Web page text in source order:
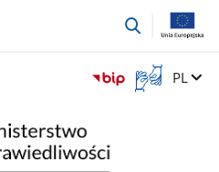
przejdź
Otwórz
okno
Zmień
PL